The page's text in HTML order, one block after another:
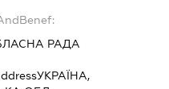
РАДА
УКРАЇНА,